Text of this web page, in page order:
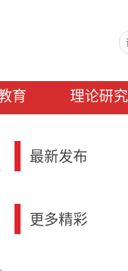
育 理论研究
最新发布
更多精彩